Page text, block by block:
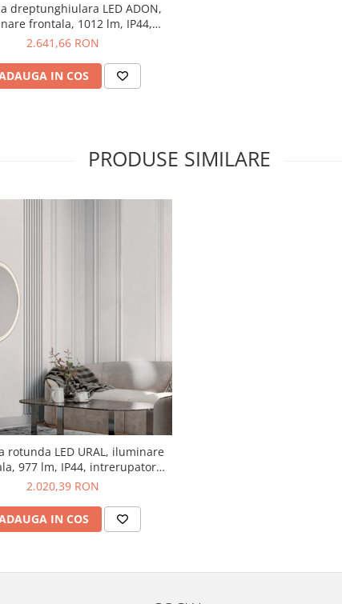
dreptunghiulara LED ADON,
frontala, 1012 lm, IP44,
touch, 150*75 cm - NOVA
2.641,66 RON
IN COS
PRODUSE SIMILARE
rotunda LED URAL, iluminare
977 lm, IP44, intrerupator
dezaburire, diametru 80
2.020,39 RON
IN COS